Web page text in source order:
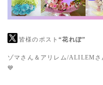
皆様のポスト“花れぽ”
ゾマさん＆アリレム/ALILEM
💙